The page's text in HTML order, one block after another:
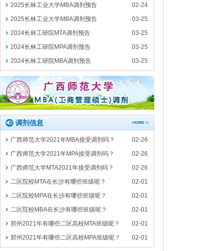
2025长林工业大学MBA调剂预告
02-24
2025长林工业大学MBA调剂预告
03-25
2024长林工研院MTA调剂预告
03-25
2024长林工研院MPA调剂预告
03-25
2024长林工研院MBA调剂预告
03-25
调剂信息
广西师范大学2021年MBA接受调剂吗？
02-26
广西师范大学2021年MPA接受调剂吗？
02-26
广西师范大学MTA2021年接受调剂吗？
02-26
二区院校MTA在长沙有哪些班级呢？
02-01
二区院校MPA在长沙有哪些班级呢？
02-01
二区院校MBA在长沙有哪些班级呢？
02-01
郑州2021年有哪些二区高校MTA班级呢？
02-01
郑州2021年有哪些二区高校MPA班级呢？
02-01